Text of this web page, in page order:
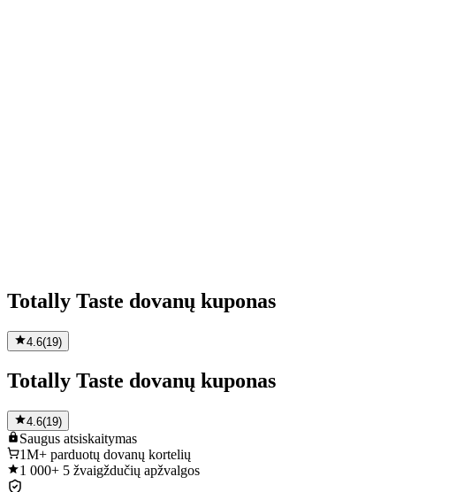
Totally Taste dovanų kuponas
4.6(19)
Totally Taste dovanų kuponas
4.6(19)
Saugus atsiskaitymas
1M+ parduotų dovanų kortelių
1 000+ 5 žvaigždučių apžvalgos